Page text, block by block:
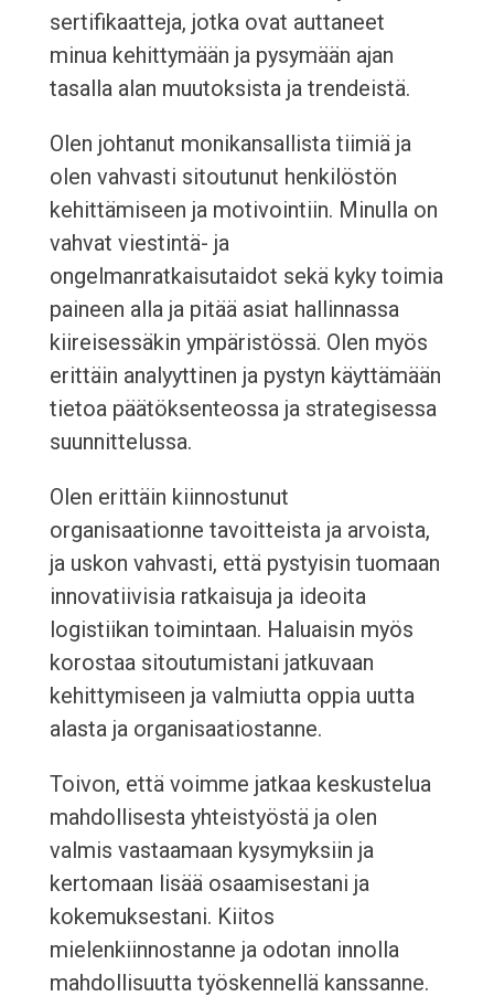
sertifikaatteja, jotka ovat auttaneet
minua kehittymään ja pysymään ajan
tasalla alan muutoksista ja trendeistä.
Olen johtanut monikansallista tiimiä ja
olen vahvasti sitoutunut henkilöstön
kehittämiseen ja motivointiin. Minulla on
vahvat viestintä- ja
ongelmanratkaisutaidot sekä kyky toimia
paineen alla ja pitää asiat hallinnassa
kiireisessäkin ympäristössä. Olen myös
erittäin analyyttinen ja pystyn käyttämään
tietoa päätöksenteossa ja strategisessa
suunnittelussa.
Olen erittäin kiinnostunut
organisaationne tavoitteista ja arvoista,
ja uskon vahvasti, että pystyisin tuomaan
innovatiivisia ratkaisuja ja ideoita
logistiikan toimintaan. Haluaisin myös
korostaa sitoutumistani jatkuvaan
kehittymiseen ja valmiutta oppia uutta
alasta ja organisaatiostanne.
Toivon, että voimme jatkaa keskustelua
mahdollisesta yhteistyöstä ja olen
valmis vastaamaan kysymyksiin ja
kertomaan lisää osaamisestani ja
kokemuksestani. Kiitos
mielenkiinnostanne ja odotan innolla
mahdollisuutta työskennellä kanssanne.